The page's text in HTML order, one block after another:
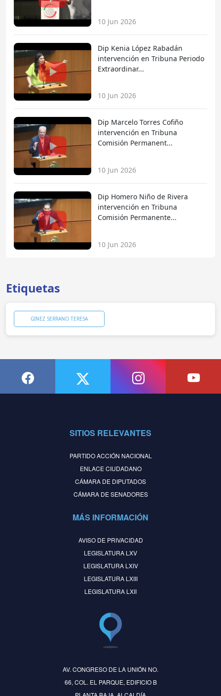
10 Jun 2026
Dip Kenia López Rabadán
intervención en Tribuna Periodo
Extraordinar...
10 Jun 2026
Dip Marcelo Torres Cofiño
intervención en Tribuna
Comisión Permanent...
10 Jun 2026
Dip Homero Niño de Rivera
intervención en Tribuna
Comisión Permanente...
10 Jun 2026
Etiquetas
GINEZ SERRANO TERESA
SITIOS RELEVANTES
PARTIDO ACCIÓN NACIONAL
ENLACE CIUDADANO
CÁMARA DE DIPUTADOS
CÁMARA DE SENADORES
MÁS INFORMACIÓN
AVISO DE PRIVACIDAD
LEGISLATURA LXV
LEGISLATURA LXIV
LEGISLATURA LXIII
LEGISLATURA LXII
AV. CONGRESO DE LA UNIÓN NO.
66, COL. EL PARQUE, EDIFICIO B